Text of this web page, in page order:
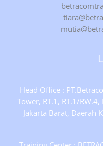
Head Office :
Tower, RT.1, RT.1/
Jakarta Barat, Daerah